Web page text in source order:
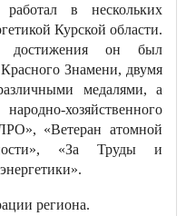
в нескольких
Курской области.
достижения он был
Знамени, двумя
медалями, а
хозяйственного
«Ветеран атомной
«За Труды и
региона.